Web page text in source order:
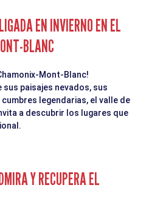
EN INVIERNO EN EL
BLANC
Mont-Blanc!
paisajes nevados, sus
legendarias, el valle de
a descubrir los lugares que
Y RECUPERA EL